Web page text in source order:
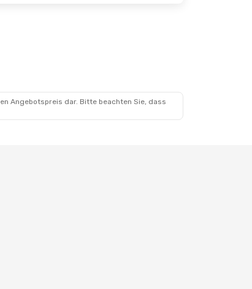
Angebotspreis dar. Bitte beachten Sie, dass